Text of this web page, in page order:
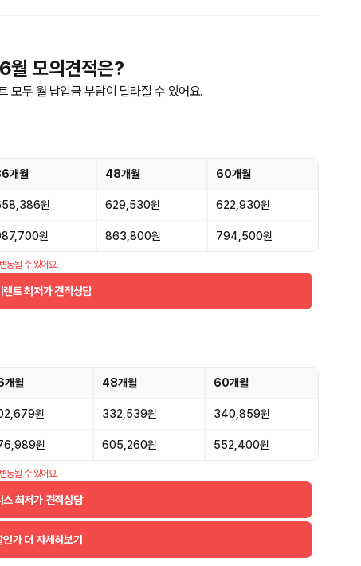
모의견적은?
모두 월 납입금 부담이 달라질 수 있어요.
개월 48개월 60개월
원 629,530원 622,930원
원 863,800원 794,500원
동될 수 있어요.
렌트 최저가 견적상담
월 48개월 60개월
원 332,539원 340,859원
원 605,260원 552,400원
동될 수 있어요.
스 최저가 견적상담
인가 더 자세히보기